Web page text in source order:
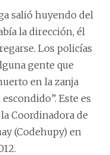
salió huyendo del
la dirección, él
Los policías
gente que
en la zanja
Este es
Coordinadora de
(Codehupy) en